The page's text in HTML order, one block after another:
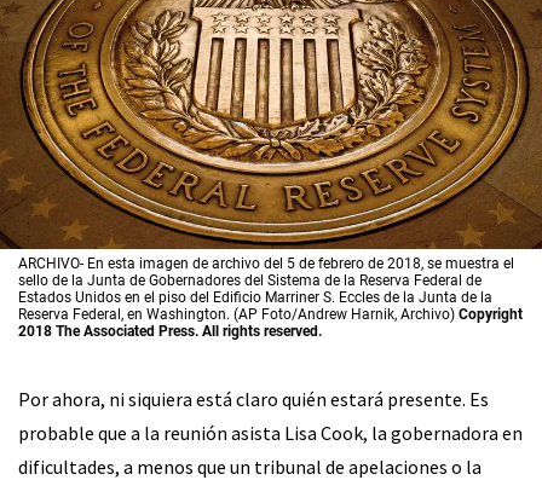
ARCHIVO- En esta imagen de archivo del 5 de febrero de 2018, se muestra el
sello de la Junta de Gobernadores del Sistema de la Reserva Federal de
Estados Unidos en el piso del Edificio Marriner S. Eccles de la Junta de la
Reserva Federal, en Washington. (AP Foto/Andrew Harnik, Archivo) Copyright
2018 The Associated Press. All rights reserved.
Por ahora, ni siquiera está claro quién estará presente. Es
probable que a la reunión asista Lisa Cook, la gobernadora en
dificultades, a menos que un tribunal de apelaciones o la